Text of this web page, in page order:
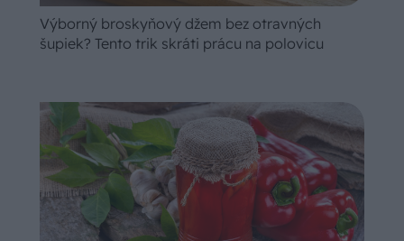
Výborný broskyňový džem bez otravných
šupiek? Tento trik skráti prácu na polovicu